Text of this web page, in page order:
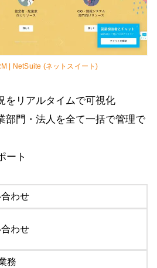
| NetSuite (ネットスイート)
をリアルタイムで可視化
部門・法人を全て一括で管理で
ート
わせ
わせ
務